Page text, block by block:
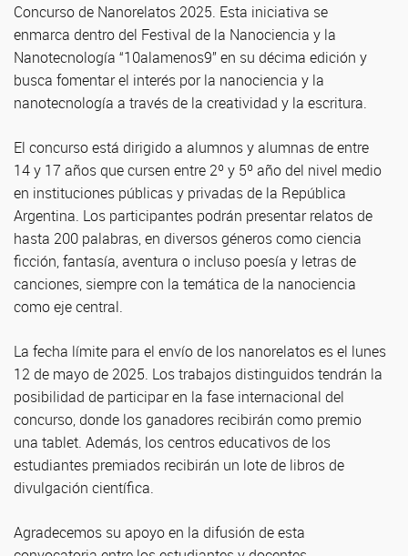
Concurso de Nanorelatos 2025. Esta iniciativa se
enmarca dentro del Festival de la Nanociencia y la
Nanotecnología “10alamenos9” en su décima edición y
busca fomentar el interés por la nanociencia y la
nanotecnología a través de la creatividad y la escritura.
El concurso está dirigido a alumnos y alumnas de entre
14 y 17 años que cursen entre 2º y 5º año del nivel medio
en instituciones públicas y privadas de la República
Argentina. Los participantes podrán presentar relatos de
hasta 200 palabras, en diversos géneros como ciencia
ficción, fantasía, aventura o incluso poesía y letras de
canciones, siempre con la temática de la nanociencia
como eje central.
La fecha límite para el envío de los nanorelatos es el lunes
12 de mayo de 2025. Los trabajos distinguidos tendrán la
posibilidad de participar en la fase internacional del
concurso, donde los ganadores recibirán como premio
una tablet. Además, los centros educativos de los
estudiantes premiados recibirán un lote de libros de
divulgación científica.
Agradecemos su apoyo en la difusión de esta